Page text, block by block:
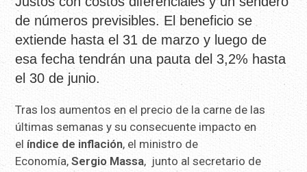
de números previsibles. El beneficio se
extiende hasta el 31 de marzo y luego de
esa fecha tendrán una pauta del 3,2% hasta
el 30 de junio.
Tras los aumentos en el precio de la carne de las
últimas semanas y su consecuente impacto en
el índice de inflación, el ministro de
Economía,Sergio Massa, junto al secretario de